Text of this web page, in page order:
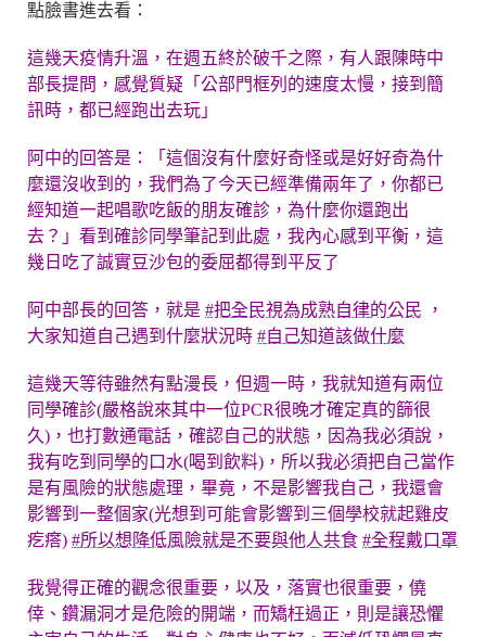
點臉書進去看：
這幾天疫情升溫，在週五終於破千之際，有人跟陳時中
部長提問，感覺質疑「公部門框列的速度太慢，接到簡
訊時，都已經跑出去玩」
阿中的回答是：「這個沒有什麼好奇怪或是好好奇為什
麼還沒收到的，我們為了今天已經準備兩年了，你都已
經知道一起唱歌吃飯的朋友確診，為什麼你還跑出
去？」看到確診同學筆記到此處，我內心感到平衡，這
幾日吃了誠實豆沙包的委屈都得到平反了
阿中部長的回答，就是 #把全民視為成熟自律的公民 ，
大家知道自己遇到什麼狀況時 #自己知道該做什麼
這幾天等待雖然有點漫長，但週一時，我就知道有兩位
同學確診(嚴格說來其中一位PCR很晚才確定真的篩很
久)，也打數通電話，確認自己的狀態，因為我必須說，
我有吃到同學的口水(喝到飲料)，所以我必須把自己當作
是有風險的狀態處理，畢竟，不是影響我自己，我還會
影響到一整個家(光想到可能會影響到三個學校就起雞皮
疙瘩) #所以想降低風險就是不要與他人共食 #全程戴口罩
我覺得正確的觀念很重要，以及，落實也很重要，僥
倖、鑽漏洞才是危險的開端，而矯枉過正，則是讓恐懼